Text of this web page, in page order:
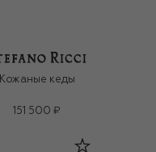
Кожаные кеды
151 500 ₽